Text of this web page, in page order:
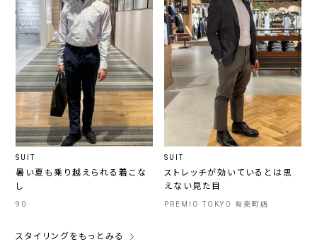
SUIT
暑い夏も乗り越えられる着こな
し
90
SUIT
ストレッチが効いているとは思
えない見た目
PREMIO TOKYO 有楽町店
スタイリングをもっとみる